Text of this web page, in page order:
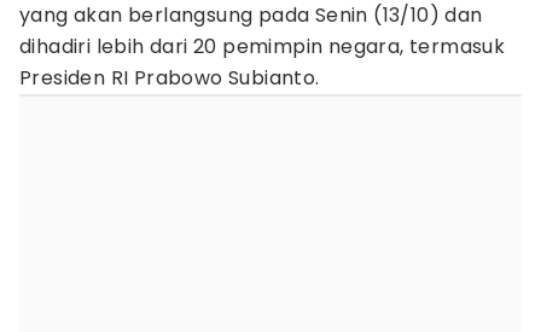
yang akan berlangsung pada Senin (13/10) dan
dihadiri lebih dari 20 pemimpin negara, termasuk
Presiden RI Prabowo Subianto.